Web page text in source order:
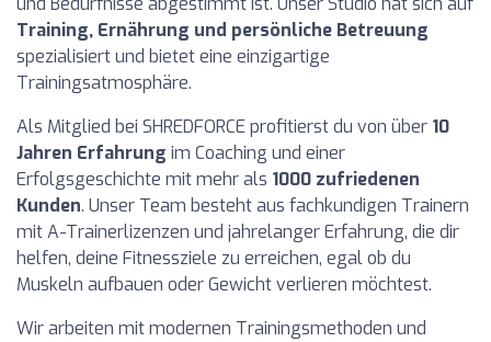
Training, Ernährung und persönliche Betreuung
spezialisiert und bietet eine einzigartige
Trainingsatmosphäre.
Als Mitglied bei SHREDFORCE profitierst du von über 10
Jahren Erfahrung im Coaching und einer
Erfolgsgeschichte mit mehr als 1000 zufriedenen
Kunden. Unser Team besteht aus fachkundigen Trainern
mit A-Trainerlizenzen und jahrelanger Erfahrung, die dir
helfen, deine Fitnessziele zu erreichen, egal ob du
Muskeln aufbauen oder Gewicht verlieren möchtest.
Wir arbeiten mit modernen Trainingsmethoden und